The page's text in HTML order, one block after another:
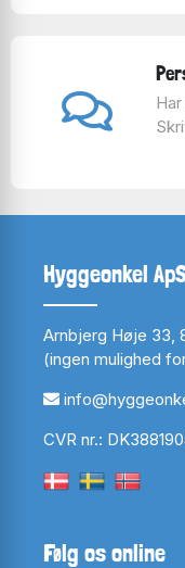
God fornøjelse
Hyggeonkel
Arnbjerg Høje 33,
(ingen mulighed
CVR nr.:
Følg os online